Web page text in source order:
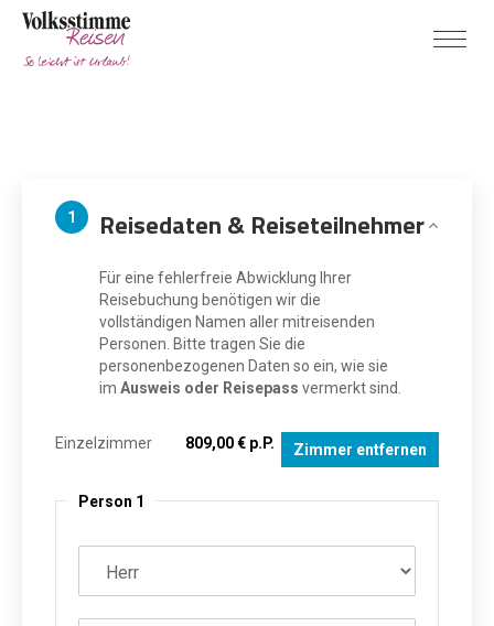
1 Reisedaten & Reiseteilnehmer
Für eine fehlerfreie Abwicklung Ihrer
Reisebuchung benötigen wir die
vollständigen Namen aller mitreisenden
Personen. Bitte tragen Sie die
personenbezogenen Daten so ein, wie sie
im Ausweis oder Reisepass vermerkt sind.
Einzelzimmer 809,00 € p.P. Zimmer entfernen
Person 1